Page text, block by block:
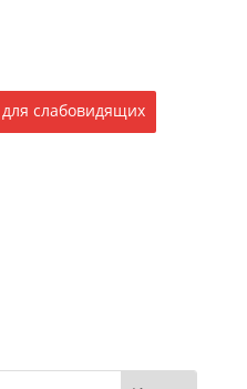
слабовидящих